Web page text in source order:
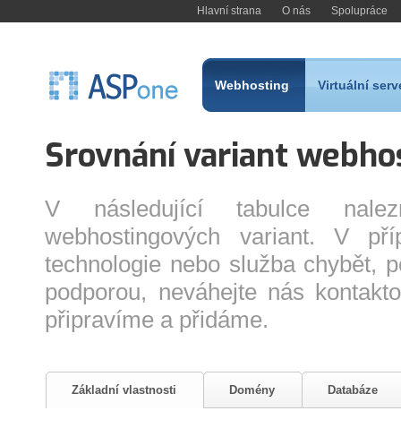
Hlavní strana O nás Spolupráce
Webhosting Virtuální
Srovnání variant
V následující tabulce
webhostingových variant. V
technologie nebo služba chybět,
podporou, neváhejte nás
připravíme a přidáme.
Základní vlastnosti Domény Databáze